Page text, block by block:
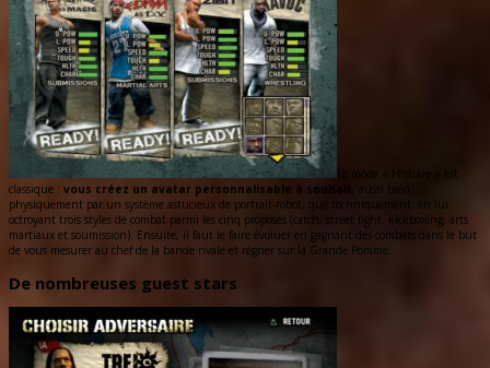
Le mode « Histoire » est
classique : vous créez un avatar personnalisable à souhait , aussi bien
physiquement par un système astucieux de portrait-robot, que techniquement, en lui
octroyant trois styles de combat parmi les cinq proposés (catch, street fight, kickboxing, arts
martiaux et soumission). Ensuite, il faut le faire évoluer en gagnant des combats dans le but
de vous mesurer au chef de la bande rivale et régner sur la Grande Pomme.
De nombreuses guest stars